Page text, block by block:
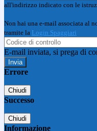
all'indirizzo indicato con le
Non hai una e-mail associata al
tramite la Login Spaggiari
E-mail inviata, si prega di
Errore
Chiudi
Successo
Chiudi
Informazione